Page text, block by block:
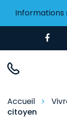
Informations
Accueil
citoyen